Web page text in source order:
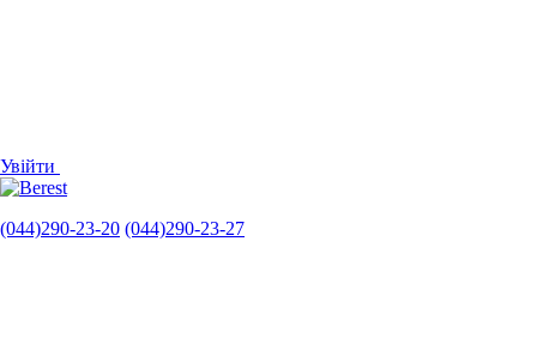
Увійти
(044)290-23-20 (044)290-23-27